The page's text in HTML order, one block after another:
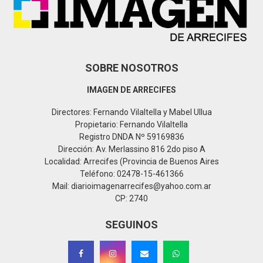
SOBRE NOSOTROS
IMAGEN DE ARRECIFES
Directores: Fernando Vilaltella y Mabel Ullua
Propietario: Fernando Vilaltella
Registro DNDA Nº 59169836
Dirección: Av. Merlassino 816 2do piso A
Localidad: Arrecifes (Provincia de Buenos Aires
Teléfono: 02478-15-461366
Mail: diarioimagenarrecifes@yahoo.com.ar
CP: 2740
SEGUINOS